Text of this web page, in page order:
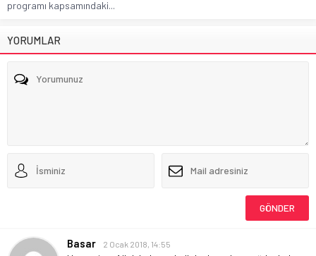
programı kapsamındaki...
YORUMLAR
Basar 2 Ocak 2018, 14:55